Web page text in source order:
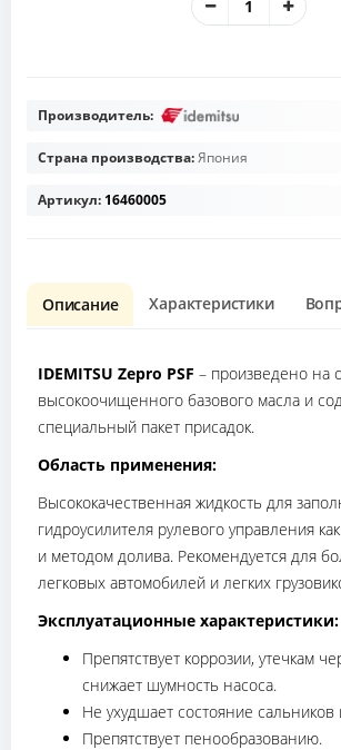
Производитель:
Страна производства:Япония
Артикул:16460005
Описание Характеристики
IDEMITSU Zepro PSF – произведено на
высокоочищенного базового масла и
специальный пакет присадок.
Область применения:
Высококачественная жидкость для
гидроусилителя рулевого управления
и методом долива. Рекомендуется для
легковых автомобилей и легких
Эксплуатационные характеристики:
Препятствует коррозии, утечкам
снижает шумность насоса.
Не ухудшает состояние
Препятствует пенообразованию.